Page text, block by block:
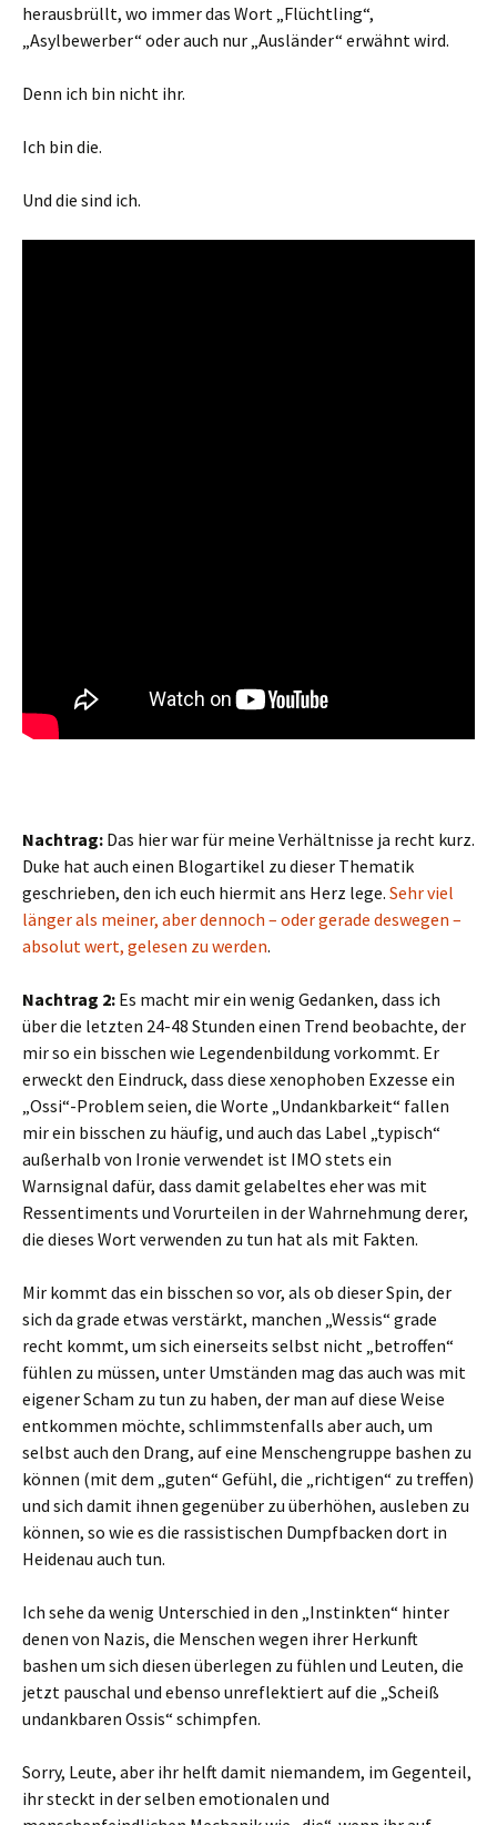
herausbrüllt, wo immer das Wort „Flüchtling“,
„Asylbewerber“ oder auch nur „Ausländer“ erwähnt wird.
Denn ich bin nicht ihr.
Ich bin die.
Und die sind ich.
Nachtrag: Das hier war für meine Verhältnisse ja recht kurz.
Duke hat auch einen Blogartikel zu dieser Thematik
geschrieben, den ich euch hiermit ans Herz lege. Sehr viel
länger als meiner, aber dennoch – oder gerade deswegen –
absolut wert, gelesen zu werden.
Nachtrag 2: Es macht mir ein wenig Gedanken, dass ich
über die letzten 24-48 Stunden einen Trend beobachte, der
mir so ein bisschen wie Legendenbildung vorkommt. Er
erweckt den Eindruck, dass diese xenophoben Exzesse ein
„Ossi“-Problem seien, die Worte „Undankbarkeit“ fallen
mir ein bisschen zu häufig, und auch das Label „typisch“
außerhalb von Ironie verwendet ist IMO stets ein
Warnsignal dafür, dass damit gelabeltes eher was mit
Ressentiments und Vorurteilen in der Wahrnehmung derer,
die dieses Wort verwenden zu tun hat als mit Fakten.
Mir kommt das ein bisschen so vor, als ob dieser Spin, der
sich da grade etwas verstärkt, manchen „Wessis“ grade
recht kommt, um sich einerseits selbst nicht „betroffen“
fühlen zu müssen, unter Umständen mag das auch was mit
eigener Scham zu tun zu haben, der man auf diese Weise
entkommen möchte, schlimmstenfalls aber auch, um
selbst auch den Drang, auf eine Menschengruppe bashen zu
können (mit dem „guten“ Gefühl, die „richtigen“ zu treffen)
und sich damit ihnen gegenüber zu überhöhen, ausleben zu
können, so wie es die rassistischen Dumpfbacken dort in
Heidenau auch tun.
Ich sehe da wenig Unterschied in den „Instinkten“ hinter
denen von Nazis, die Menschen wegen ihrer Herkunft
bashen um sich diesen überlegen zu fühlen und Leuten, die
jetzt pauschal und ebenso unreflektiert auf die „Scheiß
undankbaren Ossis“ schimpfen.
Sorry, Leute, aber ihr helft damit niemandem, im Gegenteil,
ihr steckt in der selben emotionalen und